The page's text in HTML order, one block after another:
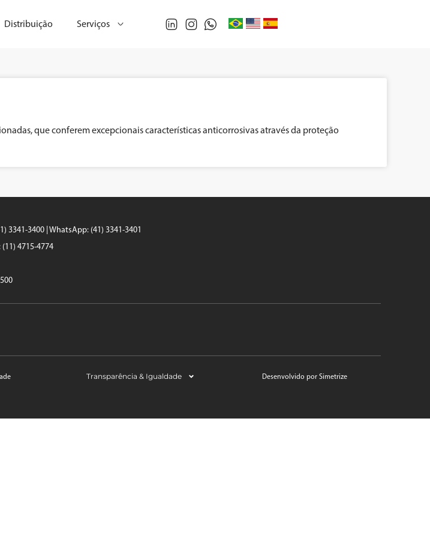
Distribuição Serviços
que conferem excepcionais características anticorrosivas através da proteção
3341-3400 | WhatsApp: (41) 3341-3401
4715-4774
Transparência & Igualdade Desenvolvido por Simetrize